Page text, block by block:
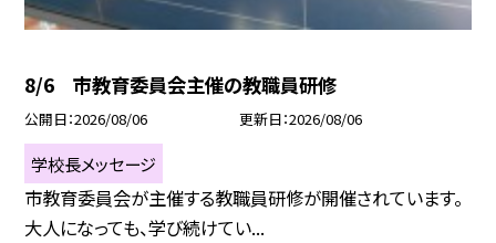
8/6 市教育委員会主催の教職員研修
公開日 2026/08/06 更新日 2026/08/06
学校長メッセージ
市教育委員会が主催する教職員研修が開催されています。
大人になっても、学び続けてい...